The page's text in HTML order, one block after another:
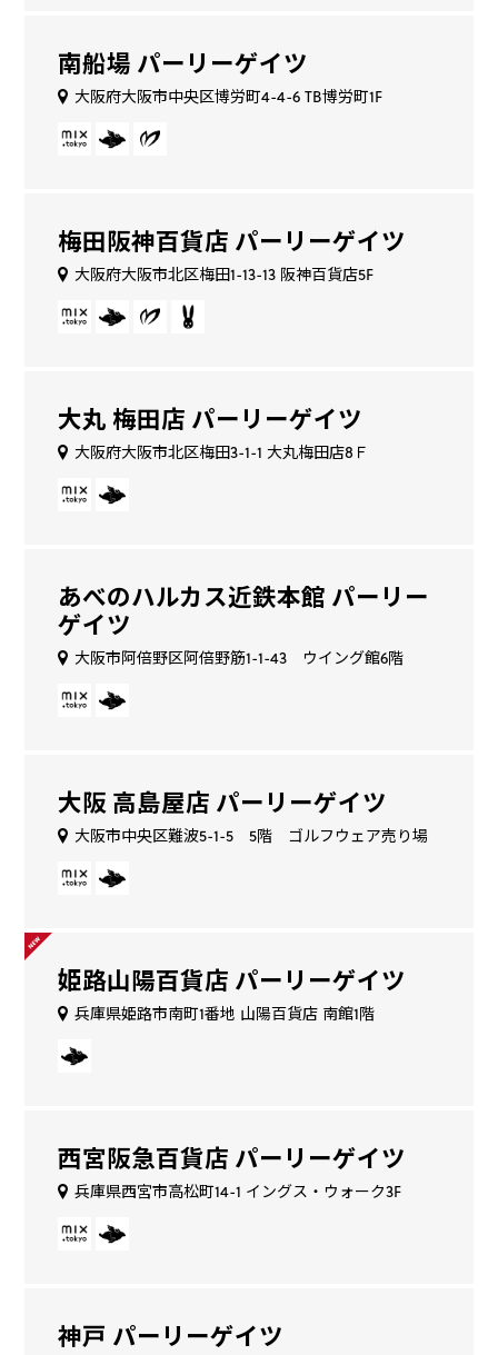
南船場 パーリーゲイツ
大阪府大阪市中央区博労町4-4-6 TB博労町1F
梅田阪神百貨店 パーリーゲイツ
大阪府大阪市北区梅田1-13-13 阪神百貨店5F
大丸 梅田店 パーリーゲイツ
大阪府大阪市北区梅田3-1-1 大丸梅田店8Ｆ
あべのハルカス近鉄本館 パーリー
ゲイツ
大阪市阿倍野区阿倍野筋1-1-43 ウイング館6階
大阪 高島屋店 パーリーゲイツ
大阪市中央区難波5-1-5 5階 ゴルフウェア売り場
姫路山陽百貨店 パーリーゲイツ
兵庫県姫路市南町1番地 山陽百貨店 南館1階
西宮阪急百貨店 パーリーゲイツ
兵庫県西宮市高松町14-1 イングス・ウォーク3F
神戸 パーリーゲイツ